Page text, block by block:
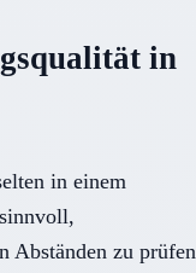
in
in einem
Abständen zu prüfen